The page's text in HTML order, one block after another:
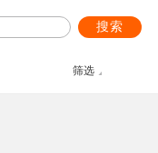
搜索
筛选